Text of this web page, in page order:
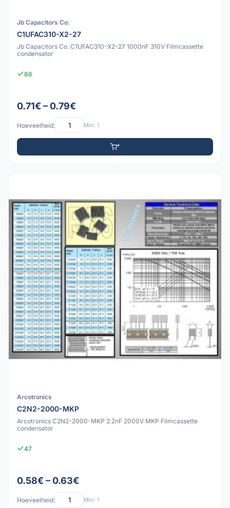
Jb Capacitors Co.
C1UFAC310-X2-27
Jb Capacitors Co. C1UFAC310-X2-27 1000nF 310V Filmcassette
condensator
86
0.71€ – 0.79€
Hoeveelheid: Min: 1
Arcotronics
C2N2-2000-MKP
Arcotronics C2N2-2000-MKP 2.2nF 2000V MKP Filmcassette
condensator
47
0.58€ – 0.63€
Hoeveelheid: Min: 1